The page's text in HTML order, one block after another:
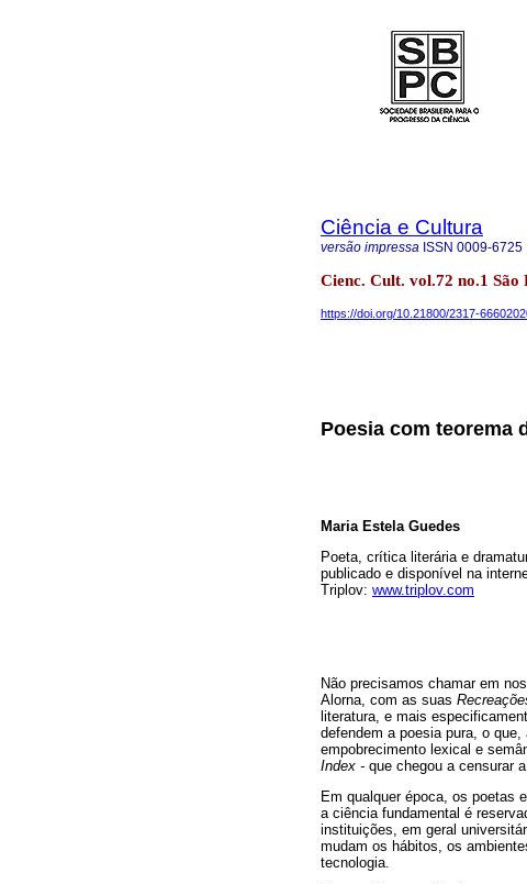
Ciência e Cultura
versão impressa ISSN 0009-6725
Cienc. Cult. vol.72 no.1 São
https://doi.org/10.21800/2317-
Poesia com teorema
Maria Estela Guedes
Poeta, crítica literária e
publicado e disponível na
Triplov: www.triplov.com
Não precisamos chamar em
Alorna, com as suas
literatura, e mais
defendem a poesia pura, o
empobrecimento lexical e
Index - que chegou a censurar
Em qualquer época, os poetas
a ciência fundamental é
instituições, em geral
mudam os hábitos, os
tecnologia.